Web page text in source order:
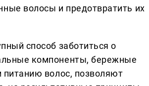
волосы и предотвратить их
способ заботиться о
компоненты, бережные
волос, позволяют